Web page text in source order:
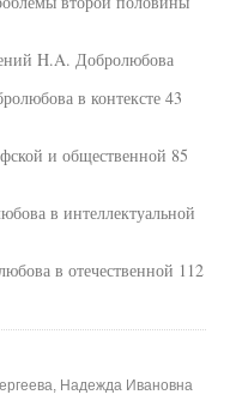
H.A. Добролюбова
в контексте 43
и общественной 85
в интеллектуальной
в отечественной 112
Надежда Ивановна